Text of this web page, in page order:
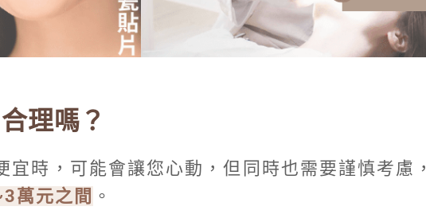
理嗎？
時，可能會讓您心動，但同時也需要謹慎考慮，
萬元之間 。